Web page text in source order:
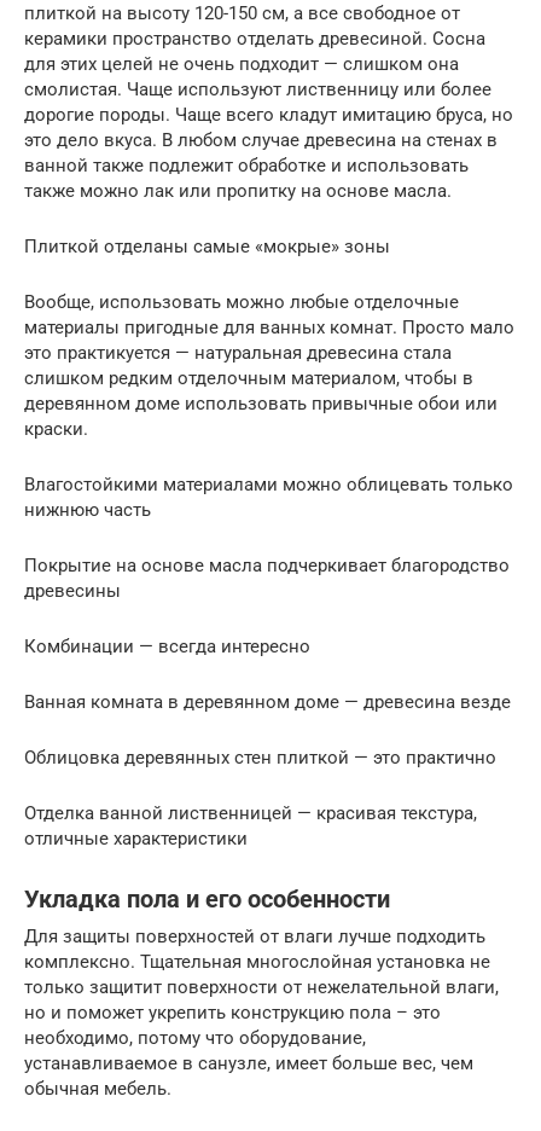
плиткой на высоту 120-150 см, а все свободное от
керамики пространство отделать древесиной. Сосна
для этих целей не очень подходит — слишком она
смолистая. Чаще используют лиственницу или более
дорогие породы. Чаще всего кладут имитацию бруса, но
это дело вкуса. В любом случае древесина на стенах в
ванной также подлежит обработке и использовать
также можно лак или пропитку на основе масла.
Плиткой отделаны самые «мокрые» зоны
Вообще, использовать можно любые отделочные
материалы пригодные для ванных комнат. Просто мало
это практикуется — натуральная древесина стала
слишком редким отделочным материалом, чтобы в
деревянном доме использовать привычные обои или
краски.
Влагостойкими материалами можно облицевать только
нижнюю часть
Покрытие на основе масла подчеркивает благородство
древесины
Комбинации — всегда интересно
Ванная комната в деревянном доме — древесина везде
Облицовка деревянных стен плиткой — это практично
Отделка ванной лиственницей — красивая текстура,
отличные характеристики
Укладка пола и его особенности
Для защиты поверхностей от влаги лучше подходить
комплексно. Тщательная многослойная установка не
только защитит поверхности от нежелательной влаги,
но и поможет укрепить конструкцию пола – это
необходимо, потому что оборудование,
устанавливаемое в санузле, имеет больше вес, чем
обычная мебель.